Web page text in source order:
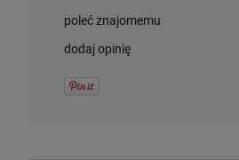
poleć znajomemu
dodaj opinię